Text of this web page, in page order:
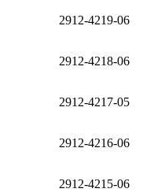
2912-4219-06
2912-4218-06
2912-4217-05
2912-4216-06
2912-4215-06